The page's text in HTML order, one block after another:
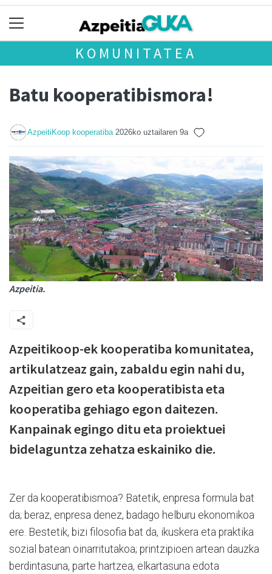
KOMUNITATEA
Batu kooperatibismora!
AzpeitiKoop kooperatiba 2026ko uztailaren 9a
Azpeitia.
Azpeitikoop-ek kooperatiba komunitatea,
artikulatzeaz gain, zabaldu egin nahi du,
Azpeitian gero eta kooperatibista eta
kooperatiba gehiago egon daitezen.
Kanpainak egingo ditu eta proiektuei
bidelaguntza zehatza eskainiko die.
Zer da kooperatibismoa? Batetik, enpresa formula bat
da; beraz, enpresa denez, badago helburu ekonomikoa
ere. Bestetik, bizi filosofia bat da, ikuskera eta praktika
sozial batean oinarritutakoa; printzipioen artean dauzka
berdintasuna, parte hartzea, elkartasuna edota